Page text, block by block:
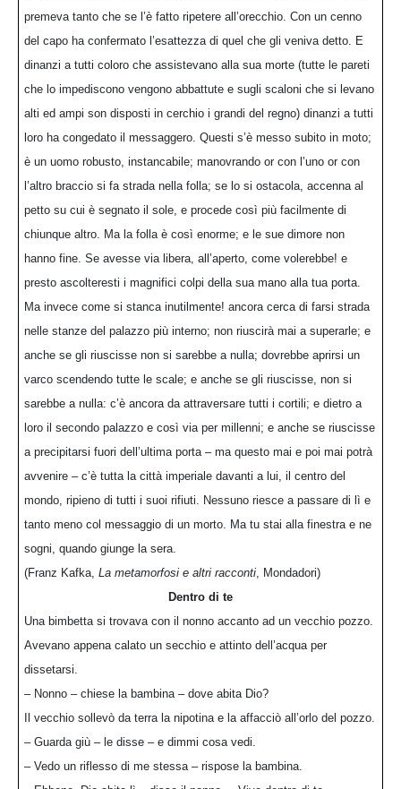
premeva tanto che se l’è fatto ripetere all’orecchio. Con un cenno
del capo ha confermato l’esattezza di quel che gli veniva detto. E
dinanzi a tutti coloro che assistevano alla sua morte (tutte le pareti
che lo impediscono vengono abbattute e sugli scaloni che si levano
alti ed ampi son disposti in cerchio i grandi del regno) dinanzi a tutti
loro ha congedato il messaggero. Questi s’è messo subito in moto;
è un uomo robusto, instancabile; manovrando or con l’uno or con
l’altro braccio si fa strada nella folla; se lo si ostacola, accenna al
petto su cui è segnato il sole, e procede così più facilmente di
chiunque altro. Ma la folla è così enorme; e le sue dimore non
hanno fine. Se avesse via libera, all’aperto, come volerebbe! e
presto ascolteresti i magnifici colpi della sua mano alla tua porta.
Ma invece come si stanca inutilmente! ancora cerca di farsi strada
nelle stanze del palazzo più interno; non riuscirà mai a superarle; e
anche se gli riuscisse non si sarebbe a nulla; dovrebbe aprirsi un
varco scendendo tutte le scale; e anche se gli riuscisse, non si
sarebbe a nulla: c’è ancora da attraversare tutti i cortili; e dietro a
loro il secondo palazzo e così via per millenni; e anche se riuscisse
a precipitarsi fuori dell’ultima porta – ma questo mai e poi mai potrà
avvenire – c’è tutta la città imperiale davanti a lui, il centro del
mondo, ripieno di tutti i suoi rifiuti. Nessuno riesce a passare di lì e
tanto meno col messaggio di un morto. Ma tu stai alla finestra e ne
sogni, quando giunge la sera.
(Franz Kafka, La metamorfosi e altri racconti, Mondadori)
Dentro di te
Una bimbetta si trovava con il nonno accanto ad un vecchio pozzo.
Avevano appena calato un secchio e attinto dell’acqua per
dissetarsi.
– Nonno – chiese la bambina – dove abita Dio?
Il vecchio sollevò da terra la nipotina e la affacciò all’orlo del pozzo.
– Guarda giù – le disse – e dimmi cosa vedi.
– Vedo un riflesso di me stessa – rispose la bambina.